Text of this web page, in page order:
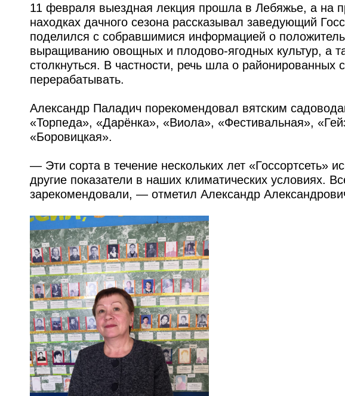
11 февраля выездная лекция прошла в Лебяжье, а
находках дачного сезона рассказывал заведующий
поделился с собравшимися информацией о
выращиванию овощных и плодово-ягодных культур, а
столкнуться. В частности, речь шла о районированных
перерабатывать.
Александр Паладич порекомендовал вятским
«Торпеда», «Дарёнка», «Виола», «Фестивальная»,
«Боровицкая».
— Эти сорта в течение нескольких лет «Госсортсеть»
другие показатели в наших климатических условиях.
зарекомендовали, — отметил Александр